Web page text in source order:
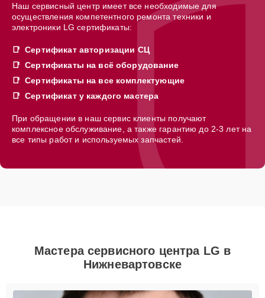
Наш сервисный центр имеет все необходимые для
осуществления компетентного ремонта техники и
электроники LG сертификаты:
Сертификат авторизации СЦ
Сертификаты на всё оборудование
Сертификаты на все комплектующие
Сертификат у каждого мастера
При обращении в наш сервис клиенты получают
комплексное обслуживание, а также гарантию до 2-3 лет на
все типы работ и используемых запчастей.
Мастера сервисного центра LG в
Нижневартовске